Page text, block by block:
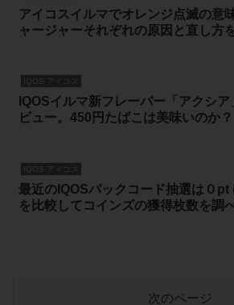
アイコスイルマでオレンジ点滅の意
ャージャーそれぞれの原因と直し方
IQOS アイコス
IQOSイルマ新フレーバー「アクシ
ビュー。450円たばこは美味いのか？
IQOS アイコス
最近のIQOSパックコード抽選は０pt
を比較してコインズの獲得枚数を調
次のページ